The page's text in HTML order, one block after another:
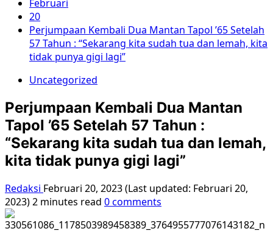
Februari
20
Perjumpaan Kembali Dua Mantan Tapol ’65 Setelah
57 Tahun : “Sekarang kita sudah tua dan lemah, kita
tidak punya gigi lagi”
Uncategorized
Perjumpaan Kembali Dua Mantan
Tapol ’65 Setelah 57 Tahun :
“Sekarang kita sudah tua dan lemah,
kita tidak punya gigi lagi”
Redaksi Februari 20, 2023 (Last updated: Februari 20,
2023)2 minutes read 0 comments